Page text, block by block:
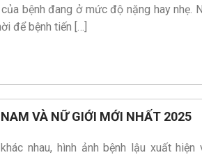
bệnh đang ở mức độ nặng hay nhẹ.
để bệnh tiến […]
VÀ NỮ GIỚI MỚI NHẤT 2025
nhau, hình ảnh bệnh lậu xuất hiện